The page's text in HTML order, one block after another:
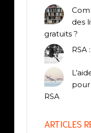
des
gratuits ?
RSA
pour
RSA
ARTICLES